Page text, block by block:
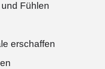
Fühlen
erschaffen